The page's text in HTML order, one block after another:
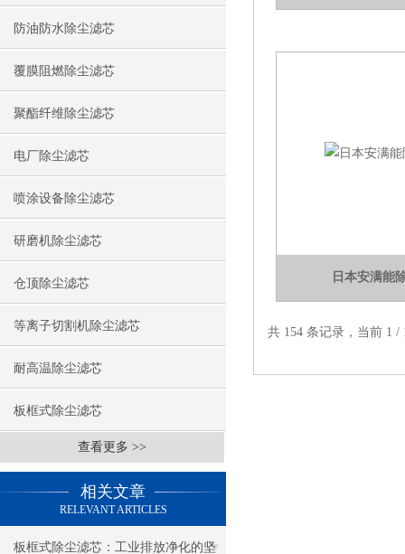
防油防水除尘滤芯
覆膜阻燃除尘滤芯
聚酯纤维除尘滤芯
电厂除尘滤芯
喷涂设备除尘滤芯
研磨机除尘滤芯
仓顶除尘滤芯
等离子切割机除尘滤芯
耐高温除尘滤芯
板框式除尘滤芯
查看更多 >>
相关文章
RELEVANT ARTICLES
板框式除尘滤芯：工业排放净化的坚
日本安满能
共 154 条记录，当前